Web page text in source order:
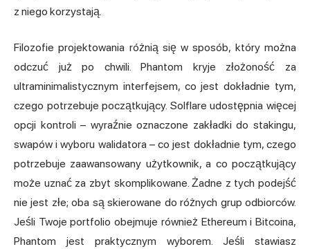
z niego korzystają.
Filozofie projektowania różnią się w sposób, który można
odczuć już po chwili. Phantom kryje złożoność za
ultraminimalistycznym interfejsem, co jest dokładnie tym,
czego potrzebuje początkujący. Solflare udostępnia więcej
opcji kontroli – wyraźnie oznaczone zakładki do stakingu,
swapów i wyboru walidatora – co jest dokładnie tym, czego
potrzebuje zaawansowany użytkownik, a co początkujący
może uznać za zbyt skomplikowane. Żadne z tych podejść
nie jest złe; oba są skierowane do różnych grup odbiorców.
Jeśli Twoje portfolio obejmuje również Ethereum i Bitcoina,
Phantom jest praktycznym wyborem. Jeśli stawiasz